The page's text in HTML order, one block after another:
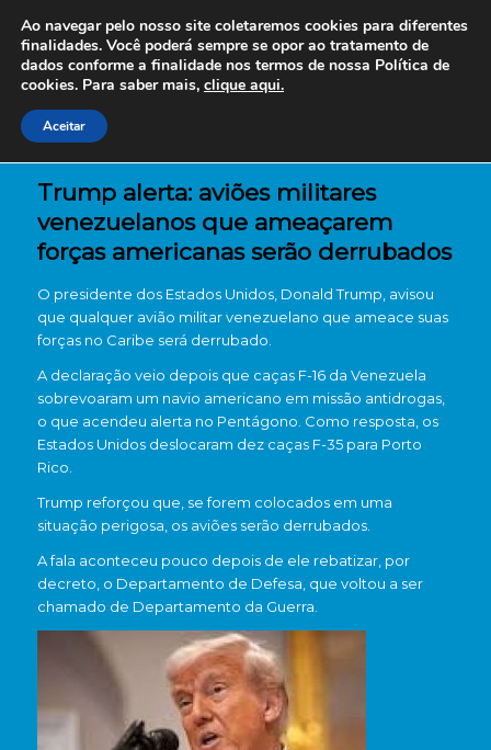
Trump alerta: aviões militares
venezuelanos que ameaçarem
forças americanas serão derrubados
O presidente dos Estados Unidos, Donald Trump, avisou
que qualquer avião militar venezuelano que ameace suas
forças no Caribe será derrubado.
A declaração veio depois que caças F-16 da Venezuela
sobrevoaram um navio americano em missão antidrogas,
o que acendeu alerta no Pentágono. Como resposta, os
Estados Unidos deslocaram dez caças F-35 para Porto
Rico.
Trump reforçou que, se forem colocados em uma
situação perigosa, os aviões serão derrubados.
A fala aconteceu pouco depois de ele rebatizar, por
decreto, o Departamento de Defesa, que voltou a ser
chamado de Departamento da Guerra.
Ao navegar pelo nosso site coletaremos cookies para diferentes
finalidades. Você poderá sempre se opor ao tratamento de
dados conforme a finalidade nos termos de nossa Política de
cookies. Para saber mais, clique aqui.
Aceitar